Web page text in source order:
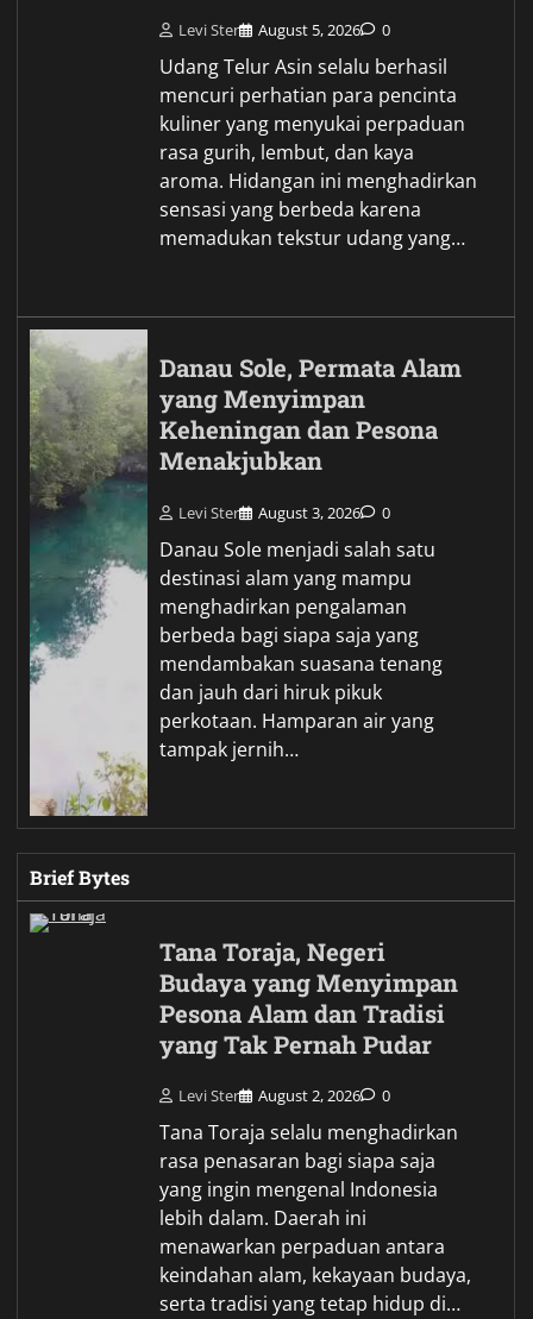
Levi Ster August 5, 2026 0
Udang Telur Asin selalu berhasil
mencuri perhatian para pencinta
kuliner yang menyukai perpaduan
rasa gurih, lembut, dan kaya
aroma. Hidangan ini menghadirkan
sensasi yang berbeda karena
memadukan tekstur udang yang…
Danau Sole, Permata Alam
yang Menyimpan
Keheningan dan Pesona
Menakjubkan
Levi Ster August 3, 2026 0
Danau Sole menjadi salah satu
destinasi alam yang mampu
menghadirkan pengalaman
berbeda bagi siapa saja yang
mendambakan suasana tenang
dan jauh dari hiruk pikuk
perkotaan. Hamparan air yang
tampak jernih…
Brief Bytes
Tana Toraja, Negeri
Budaya yang Menyimpan
Pesona Alam dan Tradisi
yang Tak Pernah Pudar
Levi Ster August 2, 2026 0
Tana Toraja selalu menghadirkan
rasa penasaran bagi siapa saja
yang ingin mengenal Indonesia
lebih dalam. Daerah ini
menawarkan perpaduan antara
keindahan alam, kekayaan budaya,
serta tradisi yang tetap hidup di…